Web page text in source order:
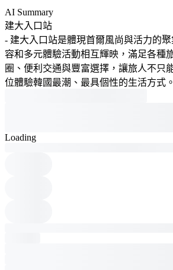
AI Summary
建大入口站
- 建大入口站是體現首爾風尚與活力的
容和多元體驗活動相互輝映，滿足各種
圈、便利交通與豐富選擇，讓旅人不只
位體驗韓國最潮、最具個性的生活方式。
Loading